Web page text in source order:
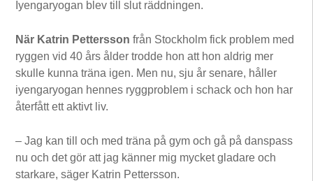
Iyengaryogan blev till slut räddningen.
När Katrin Pettersson från Stockholm fick problem med
ryggen vid 40 års ålder trodde hon att hon aldrig mer
skulle kunna träna igen. Men nu, sju år senare, håller
iyengaryogan hennes ryggproblem i schack och hon har
återfått ett aktivt liv.
– Jag kan till och med träna på gym och gå på danspass
nu och det gör att jag känner mig mycket gladare och
starkare, säger Katrin Pettersson.